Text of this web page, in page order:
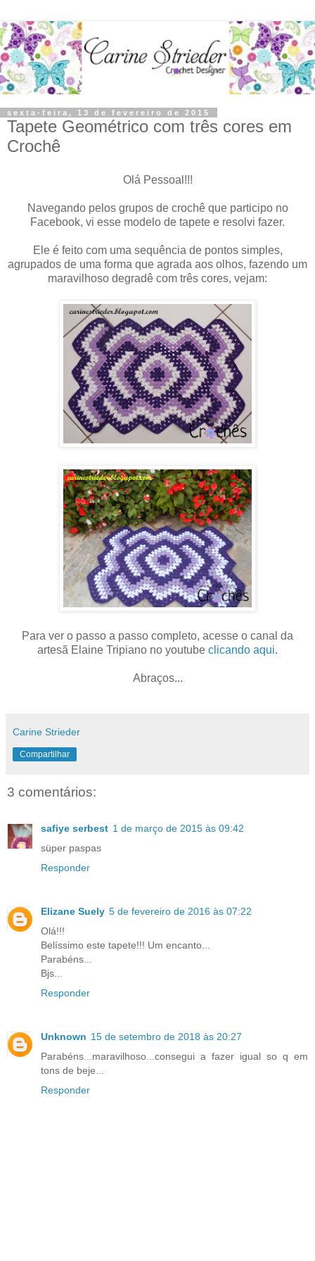
sexta-feira, 13 de fevereiro de 2015
Tapete Geométrico com três cores em
Crochê
Olá Pessoal!!!
Navegando pelos grupos de crochê que participo no
Facebook, vi esse modelo de tapete e resolvi fazer.
Ele é feito com uma sequência de pontos simples,
agrupados de uma forma que agrada aos olhos, fazendo um
maravilhoso degradê com três cores, vejam:
Para ver o passo a passo completo, acesse o canal da
artesã Elaine Tripiano no youtube clicando aqui.
Abraços...
Carine Strieder
Compartilhar
3 comentários:
safiye serbest 1 de março de 2015 às 09:42
süper paspas
Responder
Elizane Suely 5 de fevereiro de 2016 às 07:22
Olá!!!
Belíssimo este tapete!!! Um encanto...
Parabéns...
Bjs...
Responder
Unknown 15 de setembro de 2018 às 20:27
Parabéns...maravilhoso...consegui a fazer igual so q em
tons de beje...
Responder